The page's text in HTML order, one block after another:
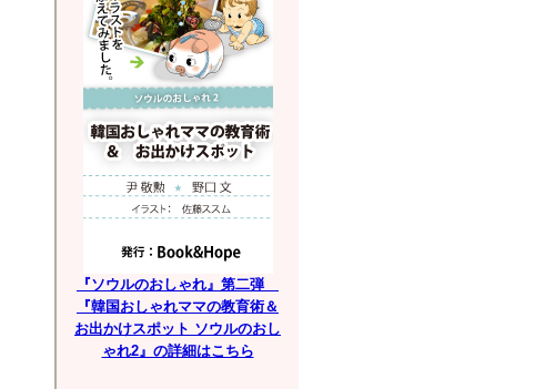
『ソウルのおしゃれ』第二弾
『韓国おしゃれママの教育術＆
お出かけスポット ソウルのおし
ゃれ2』の詳細はこちら